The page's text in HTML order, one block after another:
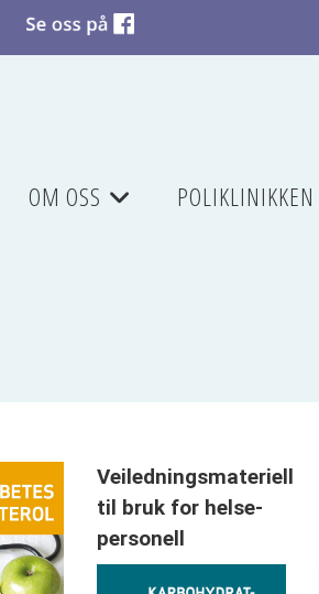
OM OSS POLIKLINIKKEN
Veiledningsmateriell
til bruk for helse-
personell